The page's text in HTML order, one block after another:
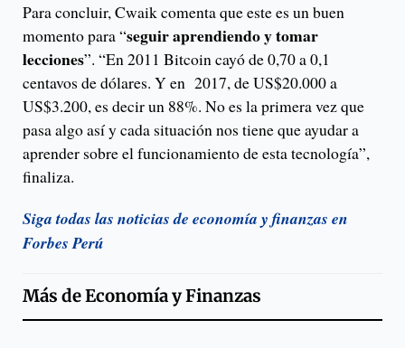
Para concluir, Cwaik comenta que este es un buen
momento para “seguir aprendiendo y tomar
lecciones”. “En 2011 Bitcoin cayó de 0,70 a 0,1
centavos de dólares. Y en 2017, de US$20.000 a
US$3.200, es decir un 88%. No es la primera vez que
pasa algo así y cada situación nos tiene que ayudar a
aprender sobre el funcionamiento de esta tecnología”,
finaliza.
Siga todas las noticias de economía y finanzas en
Forbes Perú
Más deEconomía y Finanzas